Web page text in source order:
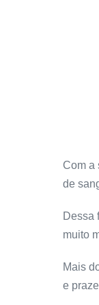
Com a
de
Dessa
muito
Mais
e